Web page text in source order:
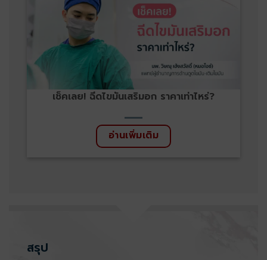
เช็คเลย! ฉีดไขมันเสริมอก ราคาเท่าไหร่?
อ่านเพิ่มเติม
สรุป